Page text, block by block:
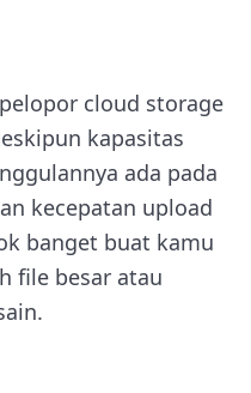
cloud storage
kapasitas
ada pada
kecepatan upload
banget buat kamu
file besar atau